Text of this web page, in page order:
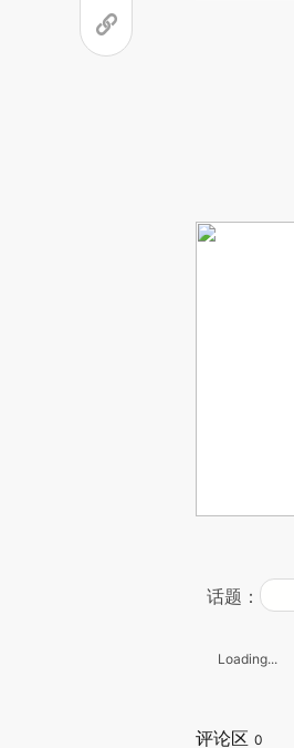
话题：
Loading...
评论区 0